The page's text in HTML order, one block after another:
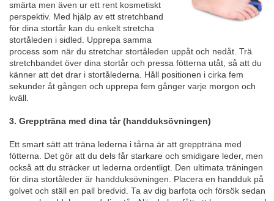
smärta men även ur ett rent kosmetiskt
perspektiv. Med hjälp av ett stretchband
för dina stortår kan du enkelt stretcha
stortåleden i sidled. Upprepa samma
process som när du stretchar stortåleden uppåt och nedåt. Trä
stretchbandet över dina stortår och pressa fötterna utåt, så att du
känner att det drar i stortålederna. Håll positionen i cirka fem
sekunder åt gången och upprepa fem gånger varje morgon och
kväll.
3. Greppträna med dina tår (handduksövningen)
Ett smart sätt att träna lederna i tårna är att greppträna med
fötterna. Det gör att du dels får starkare och smidigare leder, men
också att du sträcker ut lederna ordentligt. Den ultimata träningen
för dina stortåleder är handduksövningen. Placera en handduk på
golvet och ställ en pall bredvid. Ta av dig barfota och försök sedan